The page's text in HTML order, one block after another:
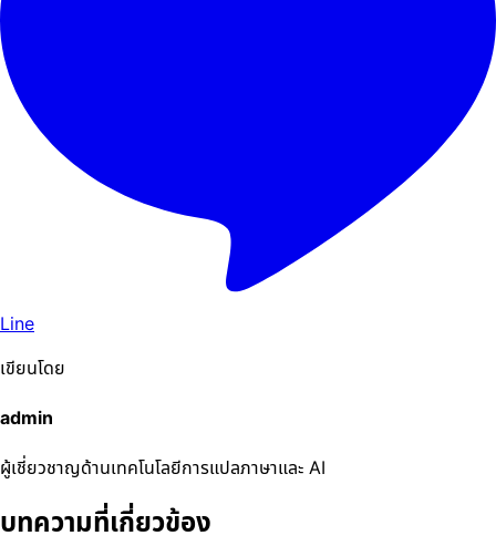
Line
เขียนโดย
admin
ผู้เชี่ยวชาญด้านเทคโนโลยีการแปลภาษาและ AI
บทความที่เกี่ยวข้อง